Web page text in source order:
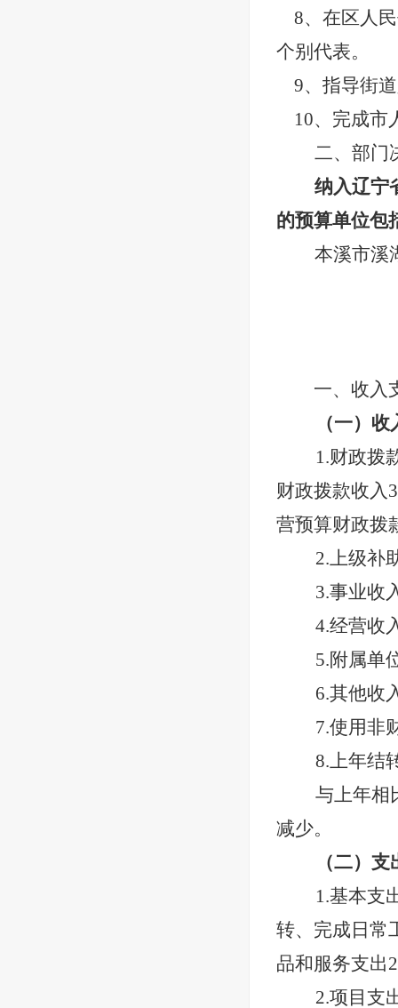
8、在区人
个别代表。
9、指导街
10、完成市
二、部门
纳入辽宁
的预算单位包
本溪市溪
一、收入
（一）
1.财政拨
财政拨款收入
营预算财政拨
2.上级补
3.事业收
4.经营收
5.附属单
6.其他收
7.使用非
8.上年结
与上年相
减少。
（二）
1.基本支
转、完成日常
品和服务支出
2.项目支